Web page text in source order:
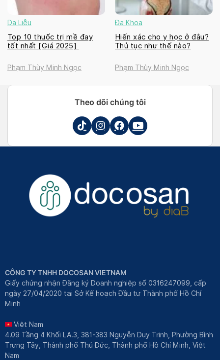
Da Liễu
Top 10 thuốc trị mề đay
tốt nhất [Giá 2025]
Phạm Thùy Minh Ngọc
Đa Khoa
Hiến xác cho y học ở đâu?
Thủ tục như thế nào?
Phạm Thùy Minh Ngọc
Theo dõi chúng tôi
CÔNG TY TNHH DOCOSAN VIETNAM
Giấy chứng nhận Đăng ký Doanh nghiệp số 0316247099, cấp
ngày 27/04/2020 tại Sở Kế hoạch Đầu tư Thành phố Hồ Chí
Minh
Việt Nam
4.09 Tầng 4 Khối LA.3, 381-383 Nguyễn Duy Trinh, Phường Bình
Trưng Tây, Thành phố Thủ Đức, Thành phố Hồ Chí Minh, Việt
Nam